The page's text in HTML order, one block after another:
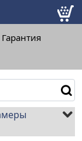
Гарантия